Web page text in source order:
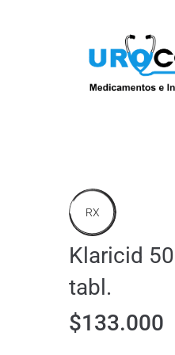
RX
Klaricid
tabl.
$133.000